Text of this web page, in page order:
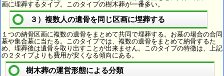
画に埋葬するタイプ。このタイプの樹木葬が一番多い。
３）複数人の遺骨を同じ区画に埋葬する
１つの納骨区画に複数の遺骨をまとめて共同で埋葬する。お墓の場合の合同
墓や集合墓に当たる。このタイプでは、複数の遺骨をまとめて納骨するた
め、埋葬後は遺骨を取り出すことが出来ません。このタイプの特徴は、上記
の２タイプよりも費用が安くなる傾向にある。
樹木葬の運営形態による分類